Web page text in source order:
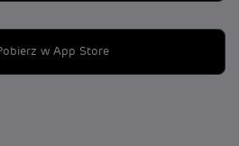
w App Store